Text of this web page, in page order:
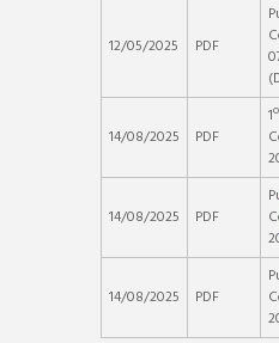
12/05/2025 PDF
14/08/2025 PDF
14/08/2025 PDF
14/08/2025 PDF